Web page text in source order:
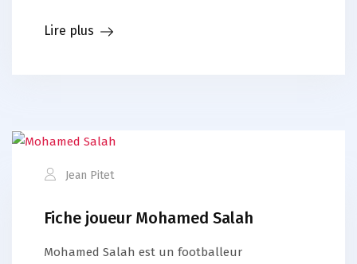
Lire plus
Jean Pitet
Fiche joueur Mohamed Salah
Mohamed Salah est un footballeur